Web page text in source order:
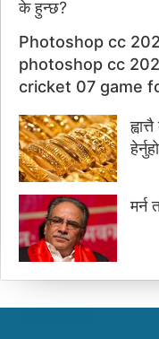
Photoshop cc
photoshop cc
cricket 07 game
मर्न